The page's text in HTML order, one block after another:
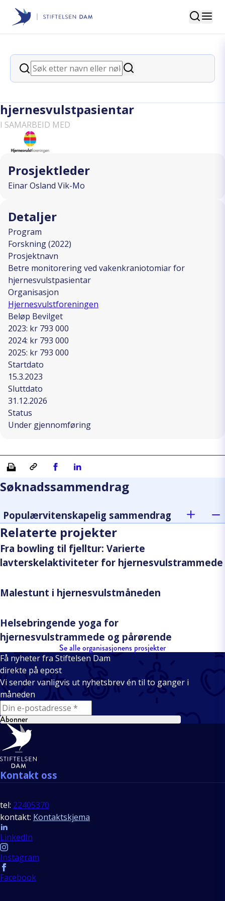
Stiftelsen Dam
Søk
Søk
Søk
back
Betre monitorering ved
hjernesvulstpasientar
I SAMARBEID MED
Prosjektleder
Einar Osland Vik-Mo
Detaljer
Program
Forskning (2022)
Prosjektnavn
Betre monitorering ved vakenkraniotomiar for
hjernesvulstpasientar
Organisasjon
Hjernesvulstforeningen
Beløp Bevilget
2023: kr 793 000
2024: kr 793 000
2025: kr 793 000
Startdato
15.3.2023
Sluttdato
31.12.2026
Status
Under gjennomføring
Skriv ut Kopiera länkDel på Facebook
Del på Linkedin
Søknadssammendrag
Populærvitenskapelig sammendrag
Relaterte projekter
Fra bowling til fjelltur: Varierte
lavterskelaktiviteter for hjernesvulstrammede
Malestunt i hjernesvulstmåneden
Helsebringende yoga for
hjernesvulstrammede og pårørende
Se alle organisasjonens prosjekter
Få nyheter fra Stiftelsen Dam
direkte på epost
Vi sender vanligvis ut nyhetsbrev én til to ganger i
måneden
E-mail
Abonner
Bunntekst
Kontakt oss
tel: 22405370
kontakt: Kontaktskjema
Follow us
LinkedIn
Instagram
Facebook